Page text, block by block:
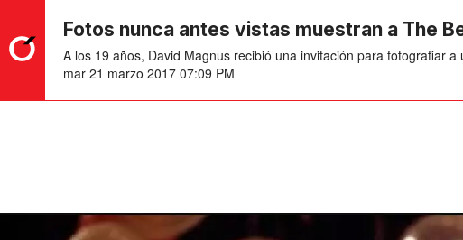
Fotos nunca antes vistas muestran a The
A los 19 años, David Magnus recibió una invitación para fotografiar
mar 21 marzo 2017 07:09 PM